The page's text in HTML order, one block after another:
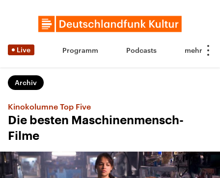
Live Programm Podcasts
Archiv
Kinokolumne Top Five
Die besten Maschinenmensch-
Filme